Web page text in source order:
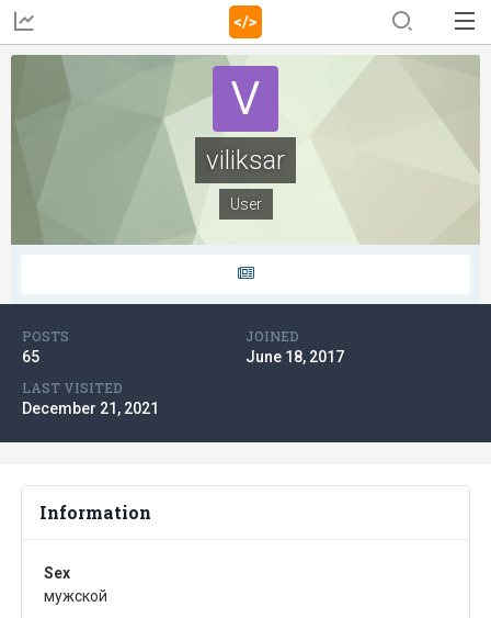
viliksar
User
POSTS
65
JOINED
June 18, 2017
LAST VISITED
December 21, 2021
Information
Sex
мужской